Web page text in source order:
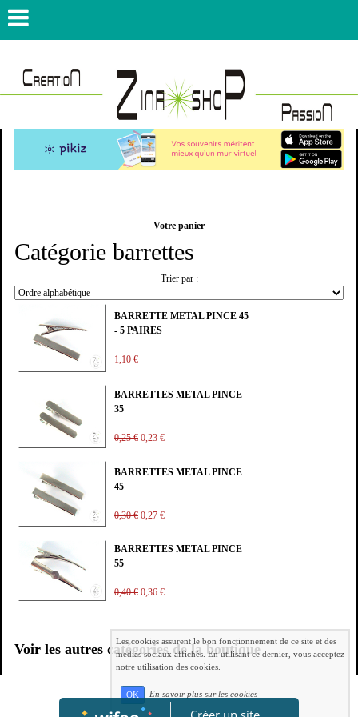
Votre panier
Catégorie barrettes
Trier par :
BARRETTE METAL PINCE 45
- 5 PAIRES
1,10 €
BARRETTES METAL PINCE
35
0,25 € 0,23 €
BARRETTES METAL PINCE
45
0,30 € 0,27 €
BARRETTES METAL PINCE
55
0,40 € 0,36 €
Voir les autres catégories de la boutique
Les cookies assurent le bon fonctionnement de ce site et des
médias sociaux affichés. En utilisant ce dernier, vous acceptez
notre utilisation des cookies.
OK En savoir plus sur les cookies